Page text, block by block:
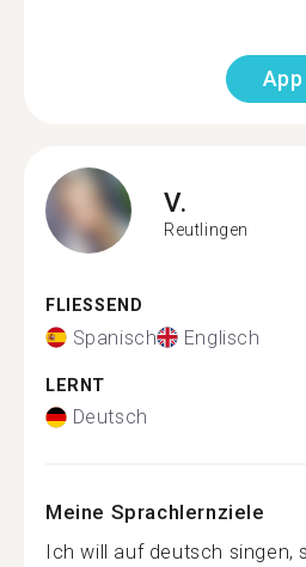
V.
Reutlingen
FLIESSEND
Spanisch Englisch
LERNT
Deutsch
Meine Sprachlernziele
Ich will auf deutsch singen,